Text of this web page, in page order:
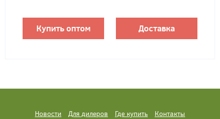
Купить оптом Доставка
Новости Для дилеров Где купить
Контакты